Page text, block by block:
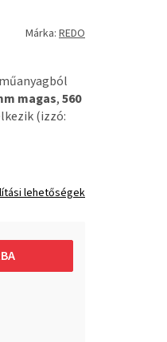
Márka: REDO
magas,560
(izzó:
lehetőségek